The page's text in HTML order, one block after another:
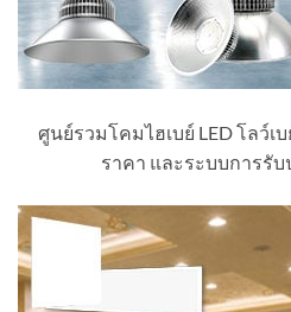
ศูนย์รวมโคมไฮเบย์ LED โลว์เ
ราคา และระบบการรั